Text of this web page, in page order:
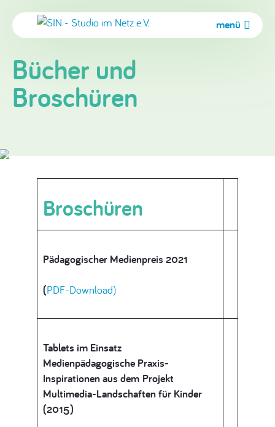
menü
Bücher und
Broschüren
Broschüren
Pädagogischer Medienpreis 2021
(PDF-Download)
Tablets im Einsatz
Medienpädagogische Praxis-
Inspirationen aus dem Projekt
Multimedia-Landschaften für Kinder
(2015)